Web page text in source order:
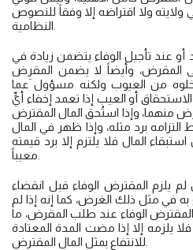
ولا اقتراضه إلا وفقاً للنصوص
النظامية.
عند تأجيل الوفاء يتضمن زيادة في
المقرض، وأيضاً لا يضمن المقرِض
خلوه من العيوب ولكنه مسؤول عما
أو العيب إذا تعمد إخفاء أيٍّ
منهما، وإذا استُحق المال المقترض
برد مثله، وإذا ظهر في المال
المال فلا يلتزم إلا برد قيمته
معيباً.
يلزم المقترض الوفاء قبل انقضاء
به في مثل ذلك الغرض، كما إنه إذا لم
الوفاء عند طلب المقرض، ما
يلزمه إلا إذا مضت المدة المعتادة
للانتفاع بمثل المال المقترض.